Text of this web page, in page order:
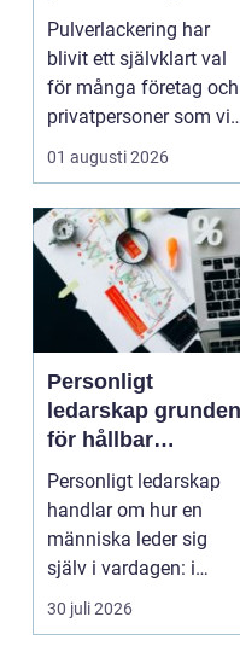
industri och
privatpersoner
Pulverlackering har
blivit ett självklart val
för många företag och
privatpersoner som vill
kombiner...
01 augusti 2026
Personligt
ledarskap grunden
för hållbar
utveckling och
verklig förändring
Personligt ledarskap
handlar om hur en
människa leder sig
själv i vardagen: i
beslut, relationer, ko...
30 juli 2026